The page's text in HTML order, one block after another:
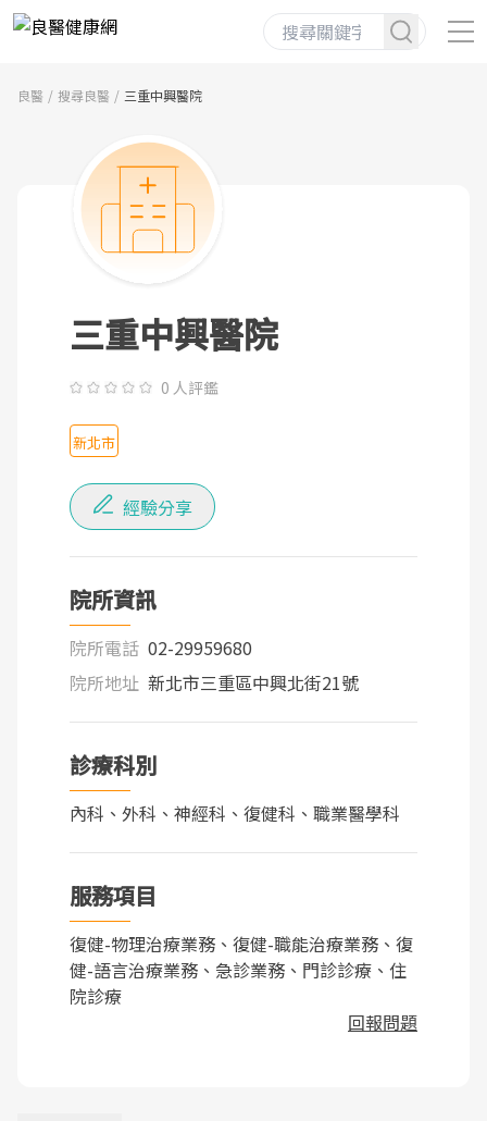
良醫 搜尋良醫 三重中興醫院
三重中興醫院
0 人評鑑
新北市
經驗分享
院所資訊
院所電話 02-29959680
院所地址 新北市三重區中興北街21號
診療科別
內科、外科、神經科、復健科、職業醫學科
服務項目
復健-物理治療業務、復健-職能治療業務、復
健-語言治療業務、急診業務、門診診療、住
院診療
回報問題